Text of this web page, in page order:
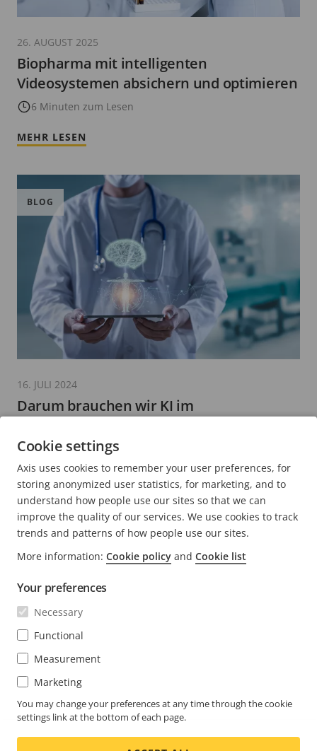
Biopharma mit intelligenten
Videosystemen absichern und optimieren
6 Minuten zum Lesen
26. AUGUST 2025
MEHR LESEN
Darum brauchen wir KI im
6 Minuten zum Lesen
BLOG
16. JULI 2024
MEHR LESEN
Kontaktieren Sie uns
Experience Center
NEWS & STORYS
Engineering at Axis
ABONNIEREN
Newsletter abonnieren
Abonnieren Sie die E-Mails mit
Sicherheitsbenachrichtigungen von Axis
SWITZERLAND / DEUTSCH NEWSROOM
Cookie settings
Axis uses cookies to remember your user preferences, for
storing anonymized user statistics, for marketing, and to
understand how people use our sites so that we can
improve the quality of our services. We use cookies to track
trends and patterns of how people use our sites.
More information: Cookie policy and Cookie list
Your preferences
Necessary
Functional
Measurement
Marketing
You may change your preferences at any time through the cookie
settings link at the bottom of each page.